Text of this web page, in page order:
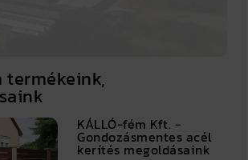
termékeink,
KÁLLÓ-fém Kft. -
Gondozásmentes acél
kerítés megoldásaink